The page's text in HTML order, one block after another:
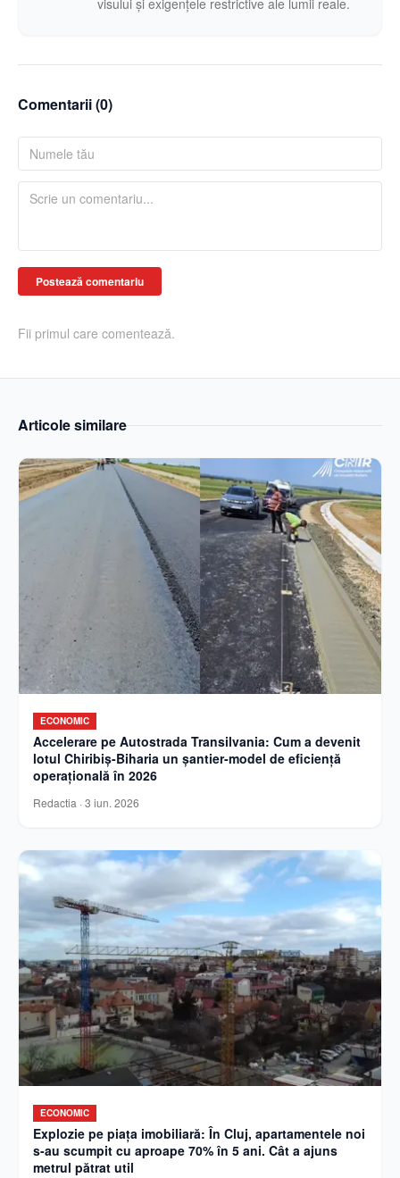
visului și exigențele restrictive ale lumii reale.
Comentarii (0)
Postează comentariu
Fii primul care comentează.
Articole similare
ECONOMIC
Accelerare pe Autostrada Transilvania: Cum a devenit
lotul Chiribiș-Biharia un șantier-model de eficiență
operațională în 2026
Redactia · 3 iun. 2026
ECONOMIC
Explozie pe piața imobiliară: În Cluj, apartamentele noi
s-au scumpit cu aproape 70% în 5 ani. Cât a ajuns
metrul pătrat util